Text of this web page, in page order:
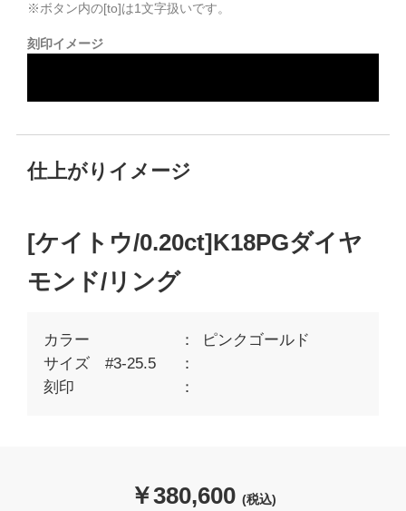
※ボタン内の[to]は1文字扱いです。
刻印イメージ
仕上がりイメージ
[ケイトウ/0.20ct]K18PGダイヤ
モンド/リング
カラー
ピンクゴールド
サイズ #3-25.5
刻印
￥380,600 (税込)